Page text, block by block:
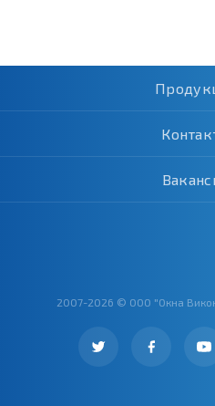
2007-2026 © ООО "Окна